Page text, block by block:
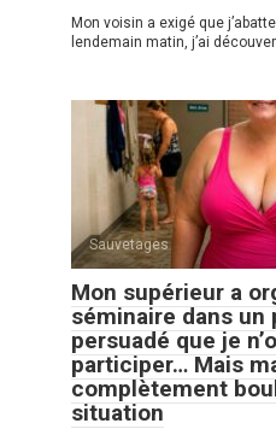
Mon voisin a exigé que
lendemain matin, j’ai
Sauvetages
Mon supérieur a
séminaire dans un
persuadé que je
participer… Mais
complètement
situation